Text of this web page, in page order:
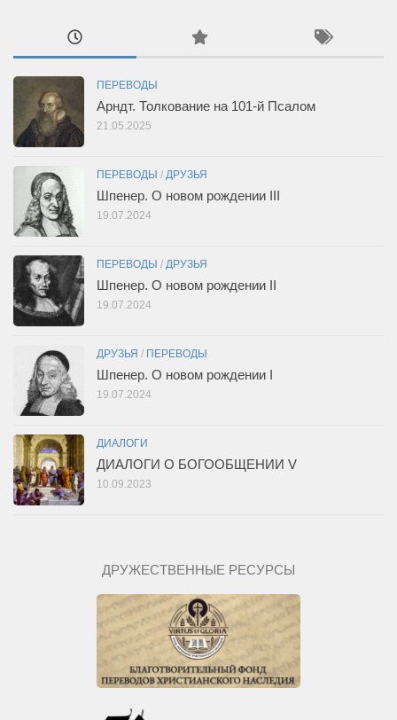
ПЕРЕВОДЫ
Арндт. Толкование на 101-й Псалом
21.05.2025
ПЕРЕВОДЫ / ДРУЗЬЯ
Шпенер. О новом рождении III
19.07.2024
ПЕРЕВОДЫ / ДРУЗЬЯ
Шпенер. О новом рождении II
19.07.2024
ДРУЗЬЯ / ПЕРЕВОДЫ
Шпенер. О новом рождении I
19.07.2024
ДИАЛОГИ
ДИАЛОГИ О БОГООБЩЕНИИ V
10.09.2023
ДРУЖЕСТВЕННЫЕ РЕСУРСЫ